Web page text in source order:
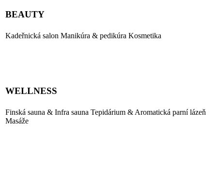
BEAUTY
Kadeřnická salon Manikúra & pedikúra Kosmetika
WELLNESS
Finská sauna & Infra sauna Tepidárium & Aromatická parní lázeň
Masáže